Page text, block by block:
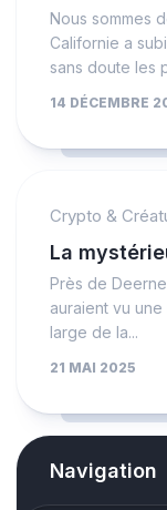
Nous sommes
Californie a
sans doute les
14 DÉCEMBRE
Crypto &
La
Près de
auraient vu
large de la...
21 MAI 2025
Navigation